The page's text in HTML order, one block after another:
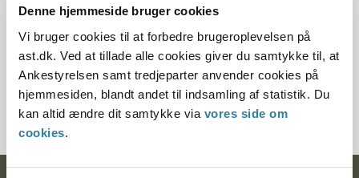
Denne hjemmeside bruger cookies
Vi bruger cookies til at forbedre brugeroplevelsen på
ast.dk. Ved at tillade alle cookies giver du samtykke til, at
Ankestyrelsen samt tredjeparter anvender cookies på
hjemmesiden, blandt andet til indsamling af statistik. Du
kan altid ændre dit samtykke via vores side om
cookies.
Journalnummer
3500162-08